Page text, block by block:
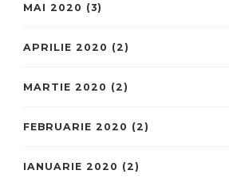
MAI 2020 (3)
APRILIE 2020 (2)
MARTIE 2020 (2)
FEBRUARIE 2020 (2)
IANUARIE 2020 (2)